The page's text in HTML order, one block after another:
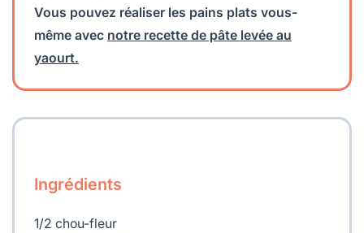
Vous pouvez réaliser les pains plats vous-
même avec notre recette de pâte levée au
yaourt.
Ingrédients
1/2 chou-fleur